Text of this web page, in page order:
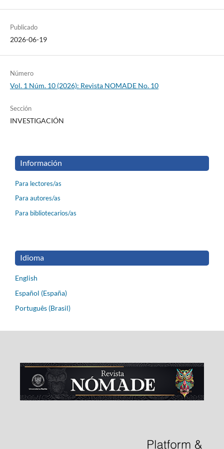
Publicado
2026-06-19
Número
Vol. 1 Núm. 10 (2026): Revista NOMADE No. 10
Sección
INVESTIGACIÓN
Información
Para lectores/as
Para autores/as
Para bibliotecarios/as
Idioma
English
Español (España)
Português (Brasil)